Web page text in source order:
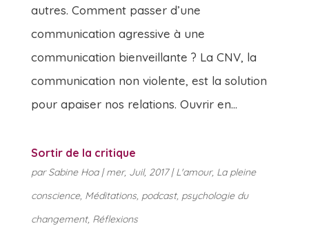
autres. Comment passer d’une
communication agressive à une
communication bienveillante ? La CNV, la
communication non violente, est la solution
pour apaiser nos relations. Ouvrir en...
Sortir de la critique
parSabine Hoa|mer, Juil, 2017|L'amour, La pleine
conscience, Méditations, podcast, psychologie du
changement, Réflexions